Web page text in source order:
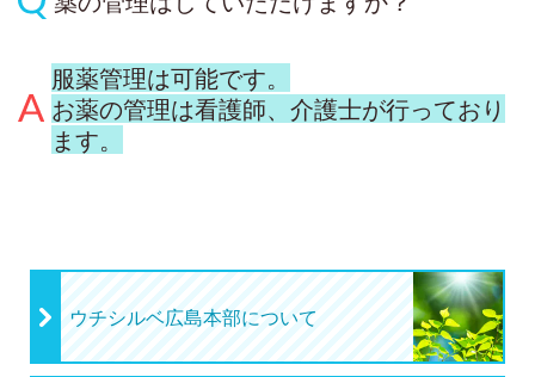
服薬管理は可能です。
お薬の管理は看護師、介護士が行っており
ます。
ウチシルベ広島本部について